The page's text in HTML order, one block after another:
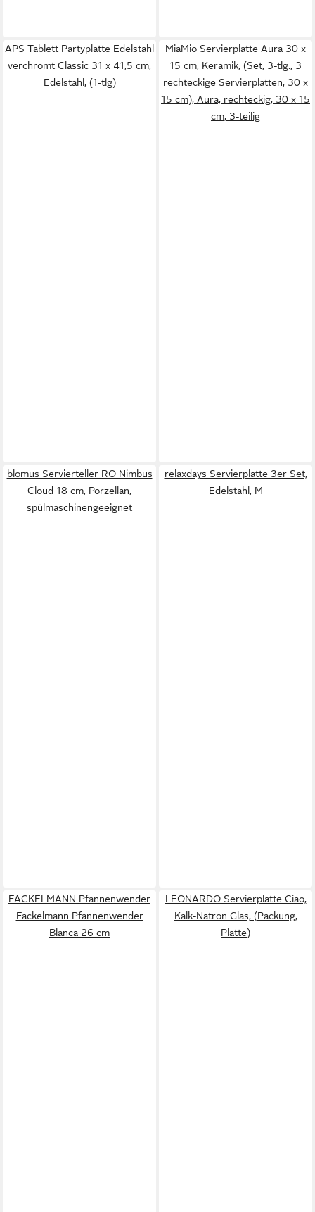
APS Tablett Partyplatte Edelstahl
verchromt Classic 31 x 41,5 cm,
Edelstahl, (1-tlg)
MiaMio Servierplatte Aura 30 x
15 cm, Keramik, (Set, 3-tlg., 3
rechteckige Servierplatten, 30 x
15 cm), Aura, rechteckig, 30 x 15
cm, 3-teilig
blomus Servierteller RO Nimbus
Cloud 18 cm, Porzellan,
spülmaschinengeeignet
relaxdays Servierplatte 3er Set,
Edelstahl, M
FACKELMANN Pfannenwender
Fackelmann Pfannenwender
Blanca 26 cm
LEONARDO Servierplatte Ciao,
Kalk-Natron Glas, (Packung,
Platte)